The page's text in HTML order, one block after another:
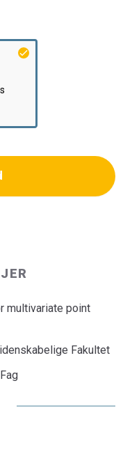
multivariate point
Fakultet